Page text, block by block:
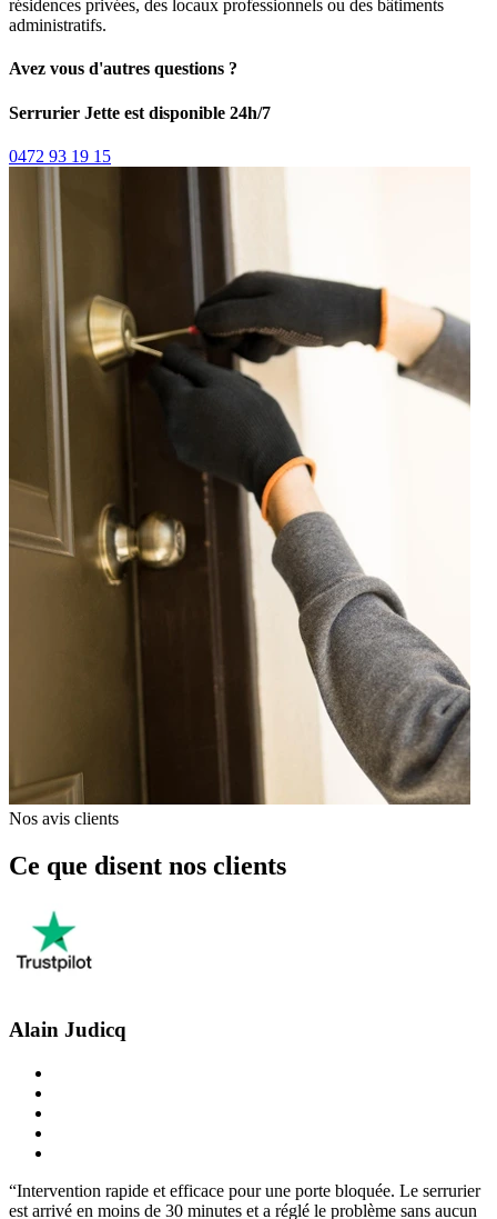
résidences privées, des locaux professionnels ou des bâtiments
administratifs.
Avez vous d'autres questions ?
Serrurier Jette est disponible 24h/7
0472 93 19 15
Nos avis clients
Ce que disent nos clients
Alain Judicq
“Intervention rapide et efficace pour une porte bloquée. Le serrurier
est arrivé en moins de 30 minutes et a réglé le problème sans aucun